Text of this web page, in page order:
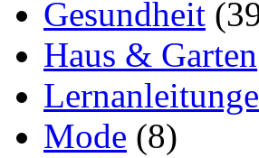
Gesundheit
Haus & Garten
Mode (8)